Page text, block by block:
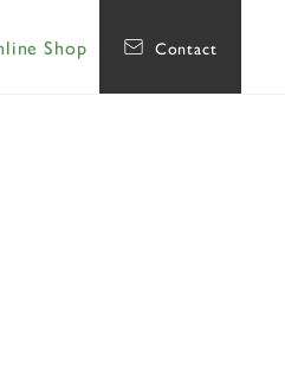
Shop Contact